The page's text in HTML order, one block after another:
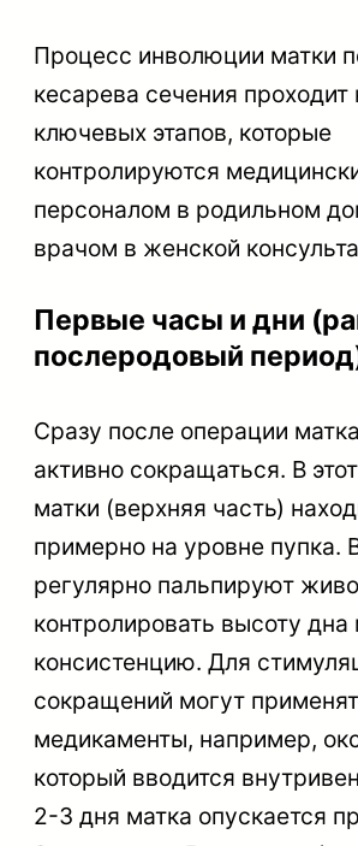
Процесс инволюции матки
кесарева сечения проходит
ключевых этапов, которые
контролируются
персоналом в родильном
врачом в женской
Первые часы и дни
послеродовый
Сразу после операции
активно сокращаться. В
матки (верхняя часть)
примерно на уровне пупка.
регулярно пальпируют
контролировать высоту дна
консистенцию. Для
сокращений могут
медикаменты, например,
который вводится
2-3 дня матка опускается